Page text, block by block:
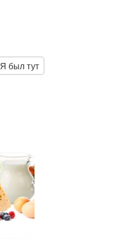
Я был тут